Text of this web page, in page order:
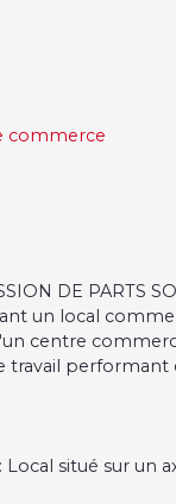
commerce
DE PARTS
un local
centre
travail performant
situé sur un